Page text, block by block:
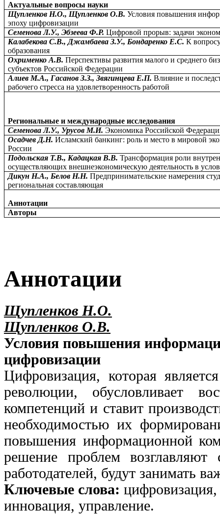
Актуальные вопросы науки
Щупленков Н.О., Щупленков О.В.Условия повышения
эпоху цифровизации
Семенова Л.У., Эбзеева Ф.Р.Цифровой прорыв: задачи
Калабекова С.В., Джамбаева З.У., Бондаренко Е.С.К
образования
Охрименко А.В.Перспективы развития малого и среднего
субъектов Российской Федерации
Алиев М.А., Гасанов З.З., Звягинцева Е.П.Влияние и
рабочего стресса на удовлетворенность работой
Региональные и международные исследования
Семенова Л.У., Урусов М.И.Экономика Российской
Осадчев Д.Н.Исламский банкинг: роль и место в мировой
России
Подольская Т.В., Кадацкая В.В.Трансформация роли
осуществляющих внешнеэкономическую деятельность в
Дикун Н.А., Белов Н.Н.Предпринимательские намерения
региональная составляющая
Аннотации
Авторы
Аннотации
Щупленков Н.О.
Щупленков О.В.
Условия повышения
цифровизации
Цифровизация, которая
революции, обусловливает
компетенций и ставит
необходимостью их
повышения информационной
решение проблем
работодателей, будут занимать
Ключевые слова: цифровизация,
инновация, управление.